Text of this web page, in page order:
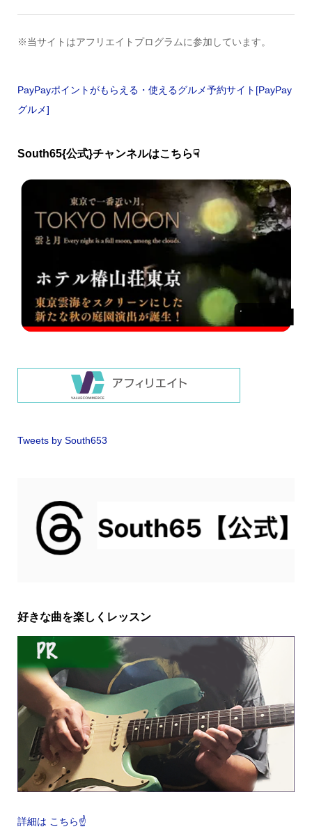
※当サイトはアフリエイトプログラムに参加しています。
PayPayポイントがもらえる・使えるグルメ予約サイト[PayPay
グルメ]
South65{公式}チャンネルはこちら☟
Tweets by South653
好きな曲を楽しくレッスン
詳細は こちら☝️